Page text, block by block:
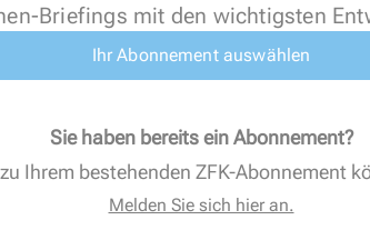
Briefings mit den wichtigsten
Ihr Abonnement auswählen
Sie haben bereits ein Abonnement?
Ihrem bestehenden ZFK-Abonnement
Melden Sie sich hier an.